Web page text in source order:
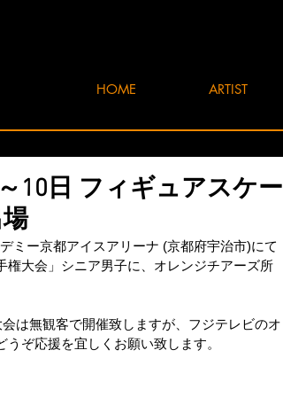
HOME ARTIST
10日 フィギュアスケー
ミー京都アイスアリーナ (京都府宇治市)にて
権大会」シニア男子に、オレンジチアーズ所
は無観客で開催致しますが、フジテレビのオ
ぞ応援を宜しくお願い致します。